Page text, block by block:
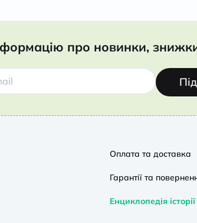
про новинки,
Оплата та доставка
Гарантії та
Енциклопедія